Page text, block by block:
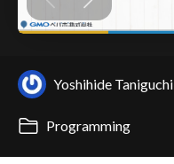
Yoshihide Taniguchi
Programming